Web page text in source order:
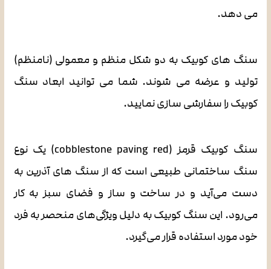
می دهد.
سنگ های کوبیک به دو شکل منظم و معمولی (نامنظم)
تولید و عرضه می شوند. شما می توانید ابعاد سنگ
کوبیک را سفارشی سازی نمایید.
سنگ کوبیک قرمز (cobblestone paving red) یک نوع
سنگ ساختمانی طبیعی است که از سنگ های آذرین به
دست می‌آید و در ساخت و ساز و فضای سبز به کار
می‌رود. این سنگ کوبیک به دلیل ویژگی‌های منحصر به فرد
خود مورد استفاده قرار می‌گیرد.